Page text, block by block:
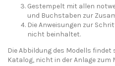
Gestempelt mit allen
und Buchstaben zur
Die Anweisungen zur
nicht beinhaltet.
Die Abbildung des Modells findet
Katalog, nicht in der Anlage zum